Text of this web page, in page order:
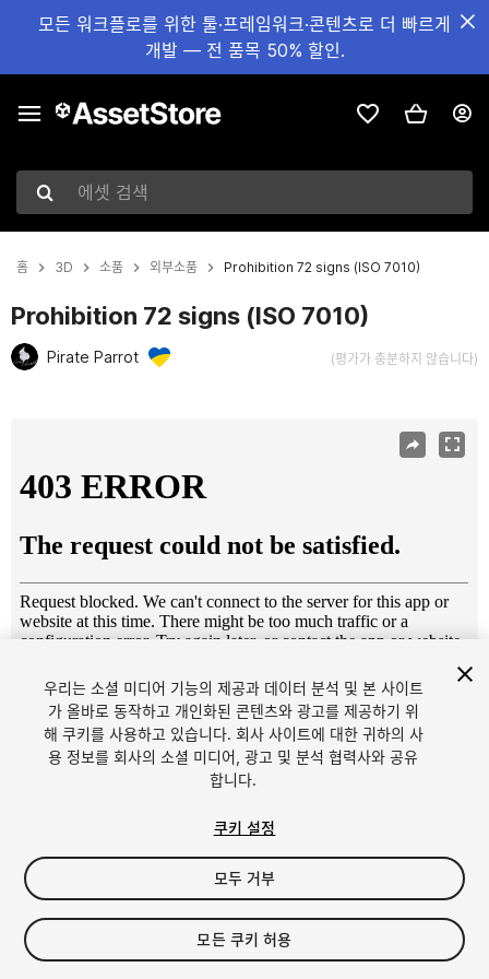
모든 워크플로를 위한 툴·프레임워크·콘텐츠로 더 빠르게
개발 — 전 품목 50% 할인.
에셋 검색
홈 3D 소품 외부소품 Prohibition 72 signs (ISO 7010)
Prohibition 72 signs (ISO 7010)
Pirate Parrot (평가가 충분하지 않습니다)
1/8
$9
세금/부가세는 결제 시 반영됩니다.
우리는 소셜 미디어 기능의 제공과 데이터 분석 및 본 사이트
가 올바로 동작하고 개인화된 콘텐츠와 광고를 제공하기 위
해 쿠키를 사용하고 있습니다. 회사 사이트에 대한 귀하의 사
용 정보를 회사의 소셜 미디어, 광고 및 분석 협력사와 공유
합니다.
쿠키 설정
모두 거부
모든 쿠키 허용